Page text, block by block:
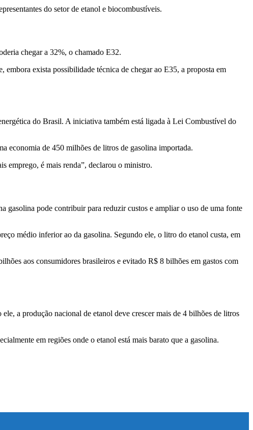
do setor de etanol e biocombustíveis.
chegar a 32%, o chamado E32.
exista possibilidade técnica de chegar ao E35, a proposta em
do Brasil. A iniciativa também está ligada à Lei Combustível do
economia de 450 milhões de litros de gasolina importada.
emprego, é mais renda”, declarou o ministro.
gasolina pode contribuir para reduzir custos e ampliar o uso de uma fonte
médio inferior ao da gasolina. Segundo ele, o litro do etanol custa, em
aos consumidores brasileiros e evitado R$ 8 bilhões em gastos com
a produção nacional de etanol deve crescer mais de 4 bilhões de litros
em regiões onde o etanol está mais barato que a gasolina.